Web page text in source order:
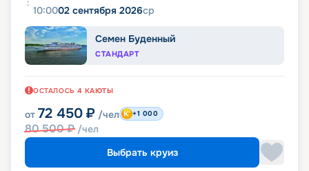
10:0002 сентября 2026ср
Семен Буденный
СТАНДАРТ
ОСТАЛОСЬ 4 КАЮТЫ
от 72 450 ₽ /чел
80 500₽ /чел
+1 000
Выбрать круиз